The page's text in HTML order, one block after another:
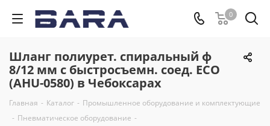
0
Шланг полиурет. спиральный ф
8/12 мм c быстросъемн. соед. ECO
(AHU-0580) в Чебоксарах
Главная - Каталог - Промышленное оборудование и комплектующие
- Пневматическое оборудование -